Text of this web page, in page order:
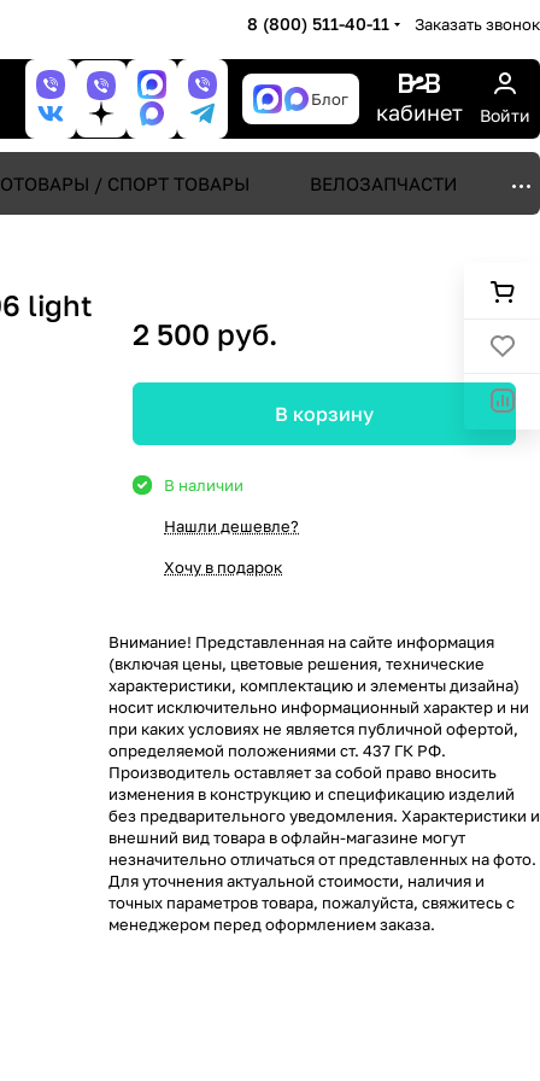
8 (800) 511-40-11 Заказать звонок
Блог кабинет Войти
/ СПОРТ ТОВАРЫ ВЕЛОЗАПЧАСТИ
light
2 500 руб.
В корзину
В наличии
Нашли дешевле?
Хочу в подарок
Внимание! Представленная на сайте информация
(включая цены, цветовые решения, технические
характеристики, комплектацию и элементы дизайна)
носит исключительно информационный характер и ни
при каких условиях не является публичной офертой,
определяемой положениями ст. 437 ГК РФ.
Производитель оставляет за собой право вносить
изменения в конструкцию и спецификацию изделий
без предварительного уведомления. Характеристики и
внешний вид товара в офлайн-магазине могут
незначительно отличаться от представленных на фото.
Для уточнения актуальной стоимости, наличия и
точных параметров товара, пожалуйста, свяжитесь с
менеджером перед оформлением заказа.